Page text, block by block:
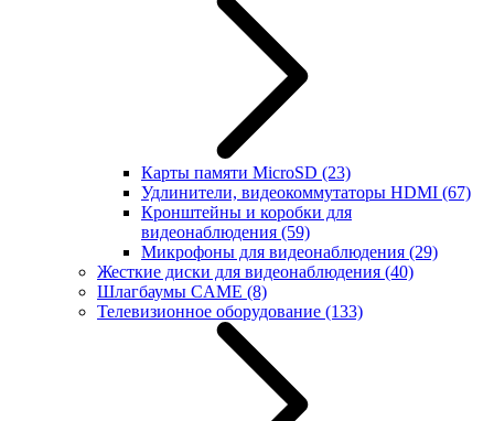
Карты памяти MicroSD (23)
Удлинители, видеокоммутаторы HDMI (67)
Кронштейны и коробки для
видеонаблюдения (59)
Микрофоны для видеонаблюдения (29)
Жесткие диски для видеонаблюдения (40)
Шлагбаумы CAME (8)
Телевизионное оборудование (133)